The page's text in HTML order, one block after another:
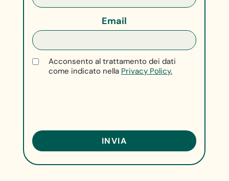
Email
Acconsento al trattamento dei dati
come indicato nella Privacy Policy.